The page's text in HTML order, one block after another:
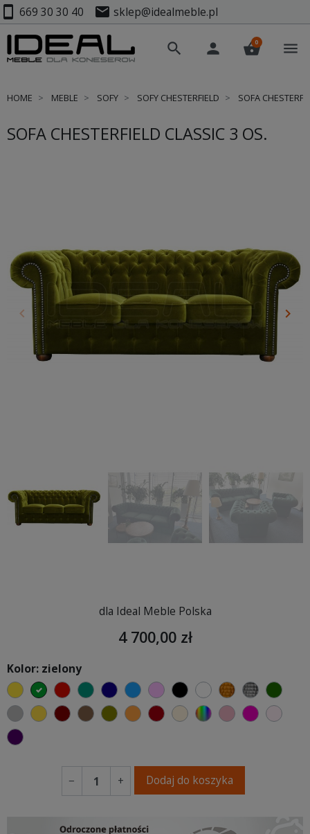
smartphone 669 30 30 40 mail sklep@idealmeble.pl
search person shopping_basket
0 menu
HOME MEBLE SOFY SOFY CHESTERFIELD SOFA
SOFA CHESTERFIELD CLASSIC 3 OS.
Poprzedni
keyboard_arrow_left keyboard_arrow_right
dla Ideal Meble Polska
4 700,00 zł
Kolor: zielony
żółtyzielonyczerwonyturkusowygranatowyniebieski
różowyczarnybiałyzłotysrebrny
szarymusztardowy
kasztanowy
brązowyoliwkowypomarańczowy
bordowyecru beżowy
wybór koloru
brudny róż
fuksja
fioletowy
− + Dodaj do koszyka